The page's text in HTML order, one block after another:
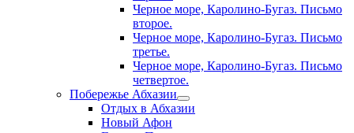
Черное море, Каролино-Бугаз. Письмо
второе.
Черное море, Каролино-Бугаз. Письмо
третье.
Черное море, Каролино-Бугаз. Письмо
четвертое.
Побережье Абхазии
Отдых в Абхазии
Новый Афон